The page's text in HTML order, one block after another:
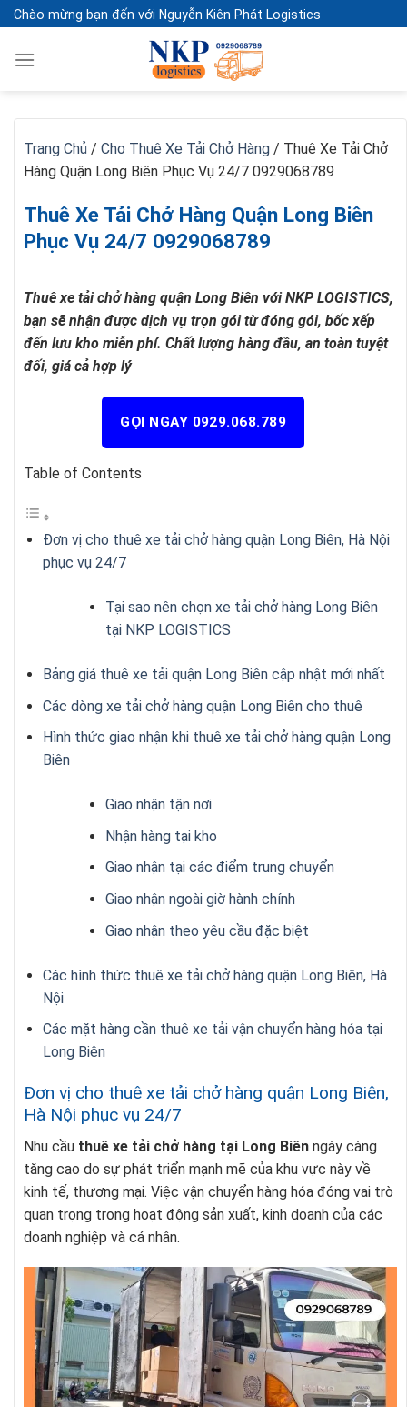
Skip
to
content
Chào mừng bạn đến với Nguyễn Kiên Phát Logistics
Trang Chủ / Cho Thuê Xe Tải Chở Hàng / Thuê Xe Tải Chở
Hàng Quận Long Biên Phục Vụ 24/7 0929068789
Thuê Xe Tải Chở Hàng Quận Long Biên
Phục Vụ 24/7 0929068789
Thuê xe tải chở hàng quận Long Biên với NKP LOGISTICS,
bạn sẽ nhận được dịch vụ trọn gói từ đóng gói, bốc xếp
đến lưu kho miễn phí. Chất lượng hàng đầu, an toàn tuyệt
đối, giá cả hợp lý
GỌI NGAY 0929.068.789
Table of Contents
Đơn vị cho thuê xe tải chở hàng quận Long Biên, Hà Nội
phục vụ 24/7
Tại sao nên chọn xe tải chở hàng Long Biên
tại NKP LOGISTICS
Bảng giá thuê xe tải quận Long Biên cập nhật mới nhất
Các dòng xe tải chở hàng quận Long Biên cho thuê
Hình thức giao nhận khi thuê xe tải chở hàng quận Long
Biên
Giao nhận tận nơi
Nhận hàng tại kho
Giao nhận tại các điểm trung chuyển
Giao nhận ngoài giờ hành chính
Giao nhận theo yêu cầu đặc biệt
Các hình thức thuê xe tải chở hàng quận Long Biên, Hà
Nội
Các mặt hàng cần thuê xe tải vận chuyển hàng hóa tại
Long Biên
Đơn vị cho thuê xe tải chở hàng quận Long Biên,
Hà Nội phục vụ 24/7
Nhu cầu thuê xe tải chở hàng tại Long Biên ngày càng
tăng cao do sự phát triển mạnh mẽ của khu vực này về
kinh tế, thương mại. Việc vận chuyển hàng hóa đóng vai trò
quan trọng trong hoạt động sản xuất, kinh doanh của các
doanh nghiệp và cá nhân.